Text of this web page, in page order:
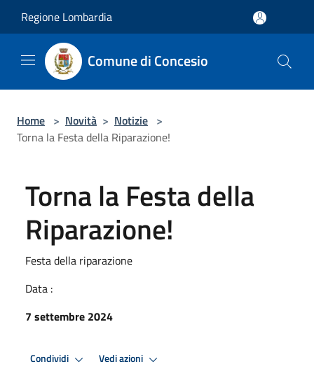
Regione Lombardia
Comune di Concesio
Home > Novità > Notizie >
Torna la Festa della Riparazione!
Torna la Festa della
Riparazione!
Festa della riparazione
Data :
7 settembre 2024
Condividi Vedi azioni